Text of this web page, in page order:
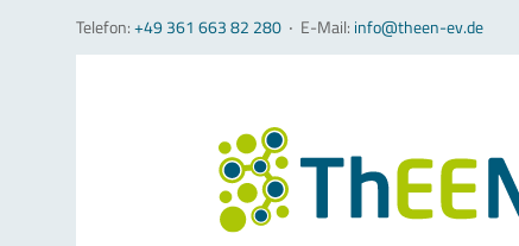
Telefon:+49 361 663 82 280 ‧ E-Mail: info@theen-ev.de